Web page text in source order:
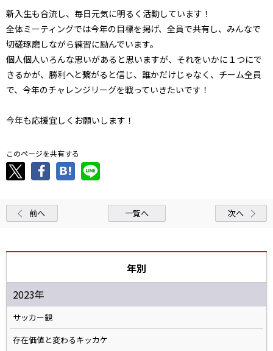
新入生も合流し、毎日元気に明るく活動しています！
全体ミーティングでは今年の目標を掲げ、全員で共有し、みんなで
切磋琢磨しながら練習に励んでいます。
個人個人いろんな思いがあると思いますが、それをいかに１つにで
きるかが、勝利へと繋がると信じ、誰かだけじゃなく、チーム全員
で、今年のチャレンジリーグを戦っていきたいです！
今年も応援宜しくお願いします！
このページを共有する
前へ 一覧へ 次へ
年別
2023年
サッカー観
存在価値と変わるキッカケ